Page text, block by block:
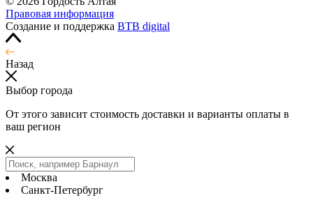
Правовая информация
Создание и поддержка BTB digital
Назад
Выбор города
От этого зависит стоимость доставки и варианты оплаты в
ваш регион
Москва
Санкт-Петербург